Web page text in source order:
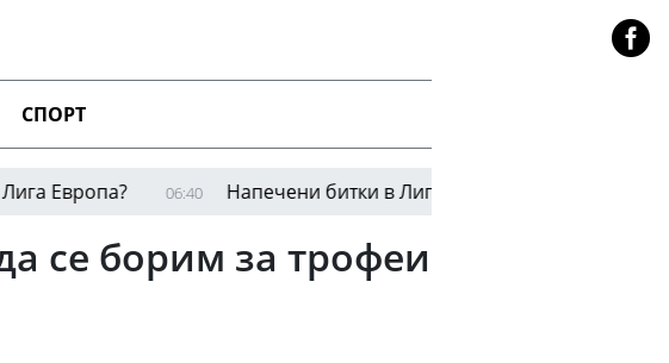
СПОРТ
06:40 Напечени битки в Лигата на конференциите
се борим за трофеи